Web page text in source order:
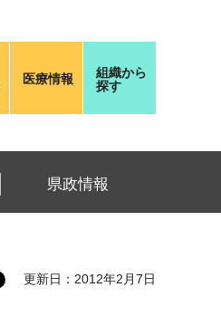
医療情報
組織から
探す
県政情報
更新日：2012年2月7日